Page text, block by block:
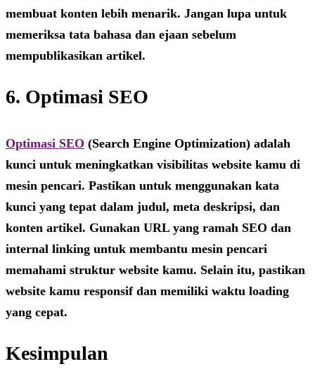
membuat konten lebih menarik. Jangan lupa untuk
memeriksa tata bahasa dan ejaan sebelum
mempublikasikan artikel.
6. Optimasi SEO
Optimasi SEO (Search Engine Optimization) adalah
kunci untuk meningkatkan visibilitas website kamu di
mesin pencari. Pastikan untuk menggunakan kata
kunci yang tepat dalam judul, meta deskripsi, dan
konten artikel. Gunakan URL yang ramah SEO dan
internal linking untuk membantu mesin pencari
memahami struktur website kamu. Selain itu, pastikan
website kamu responsif dan memiliki waktu loading
yang cepat.
Kesimpulan